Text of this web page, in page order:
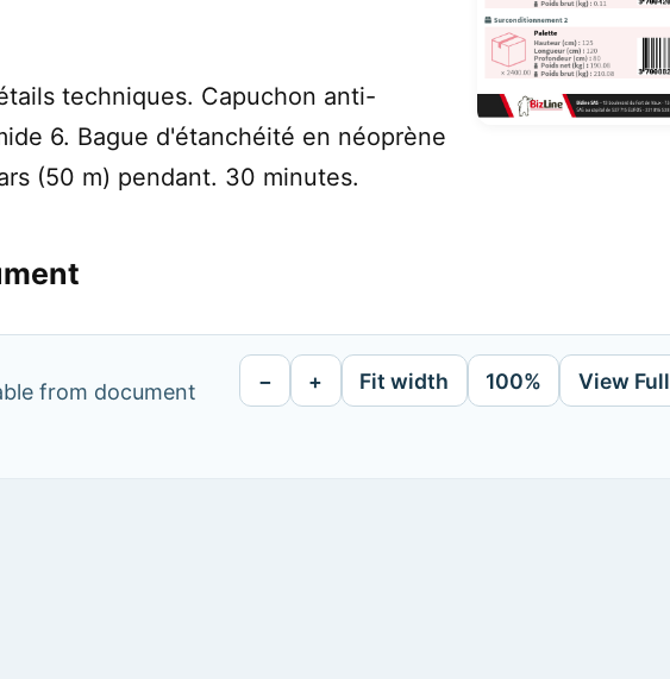
techniques. Capuchon anti-
6. Bague d'étanchéité en néoprène
(50 m) pendant. 30 minutes.
from document
− + Fit width 100% View